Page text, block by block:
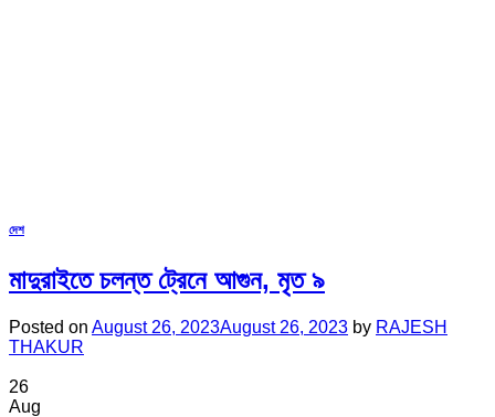
দেশ
মাদুরাইতে চলন্ত ট্রেনে আগুন, মৃত ৯
Posted on August 26, 2023August 26, 2023 by RAJESH
THAKUR
26
Aug